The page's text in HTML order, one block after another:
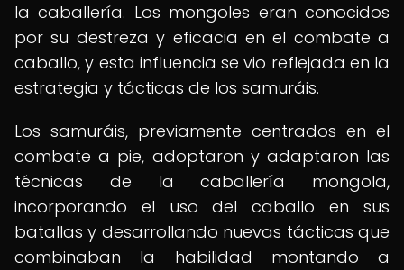
la caballería. Los mongoles eran conocidos
por su destreza y eficacia en el combate a
caballo, y esta influencia se vio reflejada en la
estrategia y tácticas de los samuráis.
Los samuráis, previamente centrados en el
combate a pie, adoptaron y adaptaron las
técnicas de la caballería mongola,
incorporando el uso del caballo en sus
batallas y desarrollando nuevas tácticas que
combinaban la habilidad montando a